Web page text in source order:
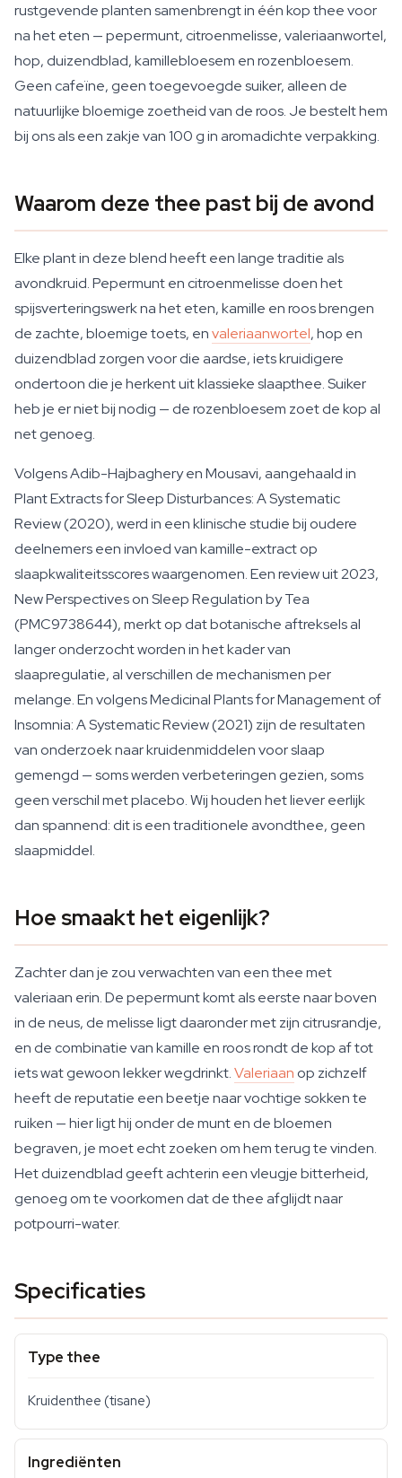
rustgevende planten samenbrengt in één kop thee voor
na het eten — pepermunt, citroenmelisse, valeriaanwortel,
hop, duizendblad, kamillebloesem en rozenbloesem.
Geen cafeïne, geen toegevoegde suiker, alleen de
natuurlijke bloemige zoetheid van de roos. Je bestelt hem
bij ons als een zakje van 100 g in aromadichte verpakking.
Waarom deze thee past bij de avond
Elke plant in deze blend heeft een lange traditie als
avondkruid. Pepermunt en citroenmelisse doen het
spijsverteringswerk na het eten, kamille en roos brengen
de zachte, bloemige toets, envaleriaanwortel, hop en
duizendblad zorgen voor die aardse, iets kruidigere
ondertoon die je herkent uit klassieke slaapthee. Suiker
heb je er niet bij nodig — de rozenbloesem zoet de kop al
net genoeg.
Volgens Adib-Hajbaghery en Mousavi, aangehaald in
Plant Extracts for Sleep Disturbances: A Systematic
Review(2020), werd in een klinische studie bij oudere
deelnemers een invloed van kamille-extract op
slaapkwaliteitsscores waargenomen. Een review uit 2023,
New Perspectives on Sleep Regulation by Tea
(PMC9738644), merkt op dat botanische aftreksels al
langer onderzocht worden in het kader van
slaapregulatie, al verschillen de mechanismen per
melange. En volgensMedicinal Plants for Management of
Insomnia: A Systematic Review(2021) zijn de resultaten
van onderzoek naar kruidenmiddelen voor slaap
gemengd — soms werden verbeteringen gezien, soms
geen verschil met placebo. Wij houden het liever eerlijk
dan spannend: dit is een traditionele avondthee, geen
slaapmiddel.
Hoe smaakt het eigenlijk?
Zachter dan je zou verwachten van een thee met
valeriaan erin. De pepermunt komt als eerste naar boven
in de neus, de melisse ligt daaronder met zijn citrusrandje,
en de combinatie van kamille en roos rondt de kop af tot
iets wat gewoon lekker wegdrinkt.Valeriaan op zichzelf
heeft de reputatie een beetje naar vochtige sokken te
ruiken — hier ligt hij onder de munt en de bloemen
begraven, je moet echt zoeken om hem terug te vinden.
Het duizendblad geeft achterin een vleugje bitterheid,
genoeg om te voorkomen dat de thee afglijdt naar
potpourri-water.
Specificaties
Type thee
Kruidenthee (tisane)
Ingrediënten